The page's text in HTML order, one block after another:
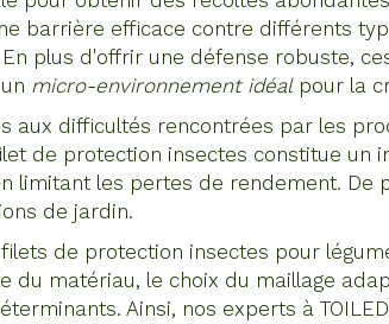
barrière efficace contre différents
plus d'offrir une défense robuste,
micro-environnement idéalpour la
aux difficultés rencontrées par les
de protection insectes constitue un
limitant les pertes de rendement. De
de jardin.
de protection insectes pour
du matériau, le choix du maillage
Ainsi, nos experts à